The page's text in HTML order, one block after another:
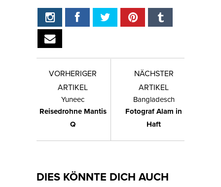
VORHERIGER
ARTIKEL
Yuneec
Reisedrohne Mantis
Q
NÄCHSTER
ARTIKEL
Bangladesch
Fotograf Alam in
Haft
DIES KÖNNTE DICH AUCH